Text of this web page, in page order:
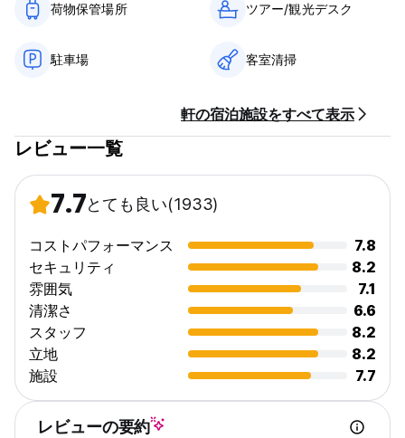
荷物保管場所 ツアー/観光デスク
駐車場 客室清掃
軒の宿泊施設をすべて表示
レビュー一覧
7.7とても良い(1933)
コストパフォーマンス
7.8
セキュリティ
8.2
雰囲気
7.1
清潔さ
6.6
スタッフ
8.2
立地
8.2
施設
7.7
レビューの要約